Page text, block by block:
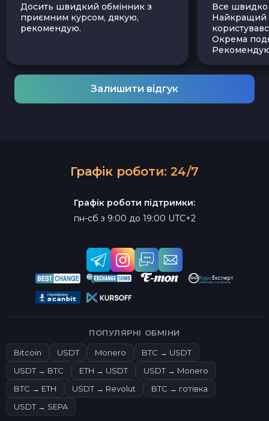
Досить швидкий обмінник з
приємним курсом, дякую,
рекомендую.
Все швидко
Найкращий
Окрема
Залишити відгук
Графік роботи: 24/7
Графік роботи підтримки:
пн-сб з 9:00 до 19:00 UTC+2
ПОПУЛЯРНІ ОБМІНИ
Bitcoin USDT Monero
BTC → USDT
USDT → BTC
ETH → USDT
USDT → Monero
BTC → ETH
USDT → Revolut
BTC → готівка
USDT → SEPA